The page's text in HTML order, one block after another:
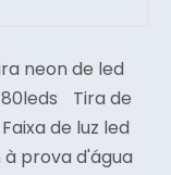
neon de led
Tira de
Faixa de luz led
à prova d'água